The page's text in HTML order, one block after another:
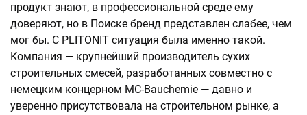
продукт знают, в профессиональной среде ему
доверяют, но в Поиске бренд представлен слабее, чем
мог бы. С PLITONIT ситуация была именно такой.
Компания — крупнейший производитель сухих
строительных смесей, разработанных совместно с
немецким концерном MC-Bauchemie — давно и
уверенно присутствовала на строительном рынке, а